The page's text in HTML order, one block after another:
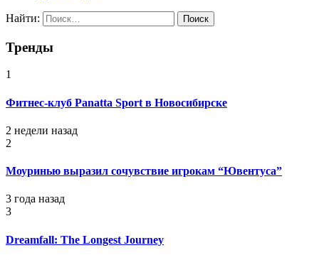
Найти:
Тренды
1
Фитнес-клуб Panatta Sport в Новосибирске
2 недели назад
2
Моуринью выразил сочувствие игрокам “Ювентуса”
3 года назад
3
Dreamfall: The Longest Journey